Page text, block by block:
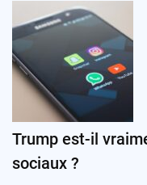
Trump est-il
sociaux ?